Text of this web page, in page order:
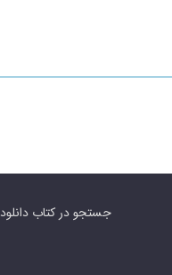
SEARCH جستجو در کتاب دانلود